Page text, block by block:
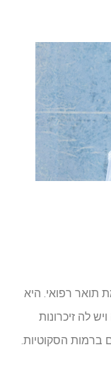
תואר רפואי. היא
לה זיכרונות
ברמות הסקוטיות.